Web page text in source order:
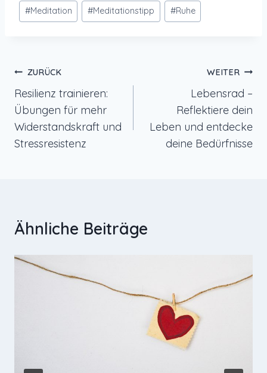
#Meditation #Meditationstipp #Ruhe
Beitragsnavigation
ZURÜCK
Resilienz trainieren:
Übungen für mehr
Widerstandskraft und
Stressresistenz
WEITER
Lebensrad –
Reflektiere dein
Leben und entdecke
deine Bedürfnisse
Ähnliche Beiträge